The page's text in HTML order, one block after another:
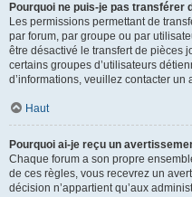
Pourquoi ne puis-je pas transférer
Les permissions permettant de
par forum, par groupe ou par
être désactivé le transfert de pièces
certains groupes d’utilisateurs
d’informations, veuillez contacter un
Haut
Pourquoi ai-je reçu un
Chaque forum a son propre
de ces règles, vous recevrez un
décision n’appartient qu’aux